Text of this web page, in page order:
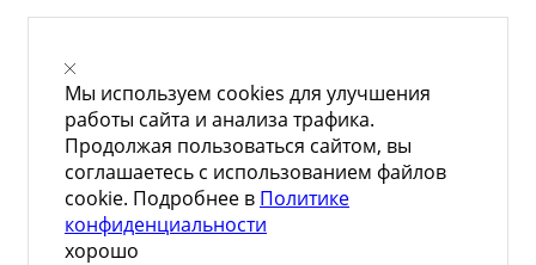
Мы используем cookies для улучшения
работы сайта и анализа трафика.
Продолжая пользоваться сайтом, вы
соглашаетесь с использованием файлов
cookie. Подробнее в Политике
конфиденциальности
хорошо